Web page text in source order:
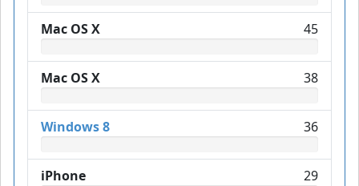
Mac OS X 45
Mac OS X 38
Windows 8 36
iPhone 29